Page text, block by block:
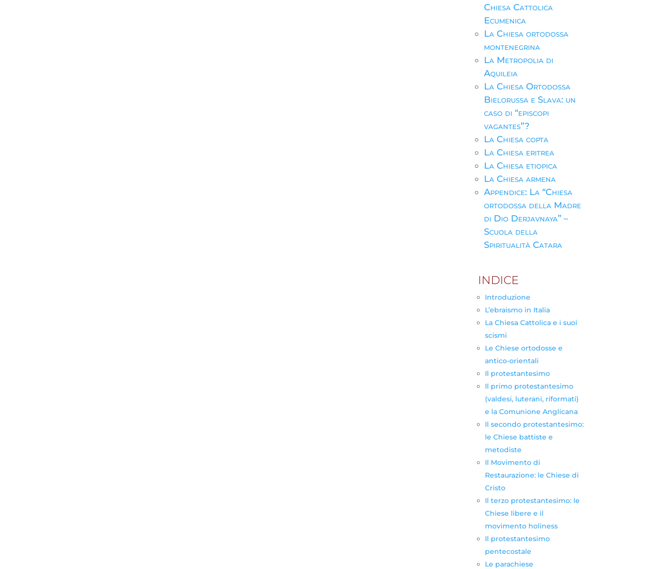
Chiesa Cattolica
Ecumenica
La Chiesa ortodossa
montenegrina
La Metropolia di
Aquileia
La Chiesa Ortodossa
Bielorussa e Slava: un
caso di “episcopi
vagantes”?
La Chiesa copta
La Chiesa eritrea
La Chiesa etiopica
La Chiesa armena
Appendice: La “Chiesa
ortodossa della Madre
di Dio Derjavnaya” –
Scuola della
Spiritualità Catara
INDICE
Introduzione
L’ebraismo in Italia
La Chiesa Cattolica e i suoi
scismi
Le Chiese ortodosse e
antico-orientali
Il protestantesimo
Il primo protestantesimo
(valdesi, luterani, riformati)
e la Comunione Anglicana
Il secondo protestantesimo:
le Chiese battiste e
metodiste
Il Movimento di
Restaurazione: le Chiese di
Cristo
Il terzo protestantesimo: le
Chiese libere e il
movimento holiness
Il protestantesimo
pentecostale
Le parachiese